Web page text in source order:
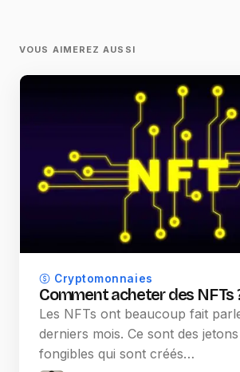
VOUS AIMEREZ AUSSI
Cryptomonnaies
Comment acheter des NFTs
Les NFTs ont beaucoup fait
derniers mois. Ce sont des
fongibles qui sont créés…